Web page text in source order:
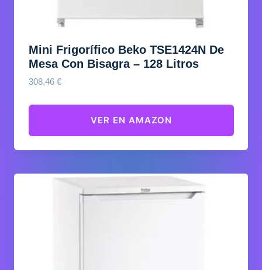
Mini Frigorífico Beko TSE1424N De
Mesa Con Bisagra – 128 Litros
308,46 €
VER EN AMAZON